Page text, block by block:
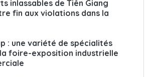
inlassables de Tiên Giang
fin aux violations dans la
: une variété de spécialités
foire-exposition industrielle